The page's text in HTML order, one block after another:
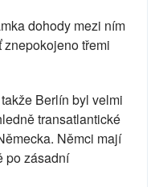
dohody mezi ním
třemi
Berlín byl velmi
transatlantické
Němci mají
po zásadní